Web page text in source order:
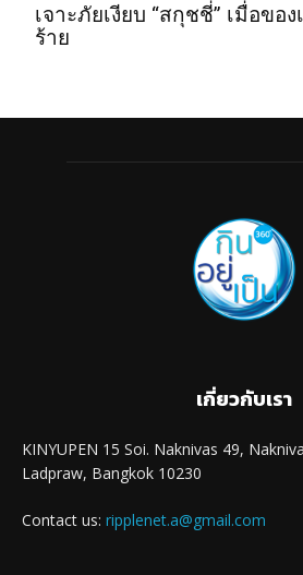
เจาะภัยเงียบ “สกุชชี่” เมื่อขอ
ร้าย
เกี่ยวกับเรา
KINYUPEN 15 Soi. Naknivas 49,
Ladpraw, Bangkok 10230
Contact us: ripplenet.a@gmail.com